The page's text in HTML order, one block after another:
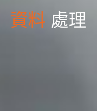
資料 處理